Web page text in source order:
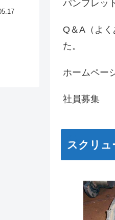
パンフレッ
Q＆A（よ
た。
ホームペー
社員募集
スクリュ